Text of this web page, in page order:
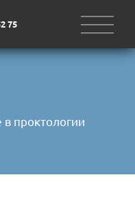
75
проктологии